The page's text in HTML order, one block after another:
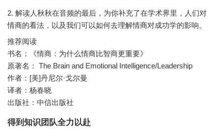
2. 解读人秋秋在音频的最后，为你补充了在学术界里，人们对
推荐阅读
书名：《情商：为什么情商比智商更重要》
原著名： The Brain and Emotional Intelligence/Leadership
作者：[美]丹尼尔·戈尔曼
译者：杨春晓
得到知识团队全力以赴